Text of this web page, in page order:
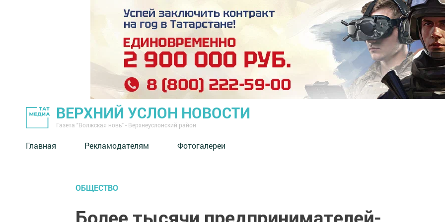
ВЕРХНИЙ УСЛОН НОВОСТИ
Газета "Волжская новь" - Верхнеуслонский район
Главная Рекламодателям Фотогалереи
ОБЩЕСТВО
Более тысячи предпринимателей-